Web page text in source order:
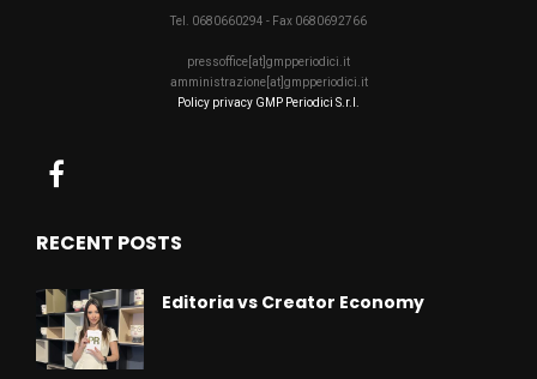
Tel. 0680660294 - Fax 0680692766
pressoffice[at]gmpperiodici.it
amministrazione[at]gmpperiodici.it
Policy privacy GMP Periodici S.r.l.
RECENT POSTS
Editoria vs Creator Economy